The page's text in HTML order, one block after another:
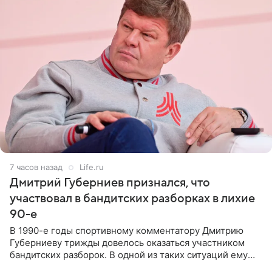
7 часов назад Life.ru
Дмитрий Губерниев признался, что
участвовал в бандитских разборках в лихие
90-е
В 1990-е годы спортивному комментатору Дмитрию
Губерниеву трижды довелось оказаться участником
бандитских разборок. В одной из таких ситуаций ему